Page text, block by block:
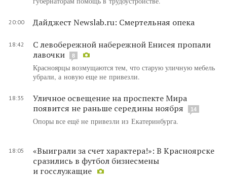
20:00 Дайджест Newslab.ru: Смертельная опека
18:42
С левобережной набережной Енисея пропали
лавочки
8
Красноярцы возмущаются тем, что старую уличную мебель
убрали, а новую еще не привезли.
18:35
Уличное освещение на проспекте Мира
появится не раньше середины ноября
14
Опоры все ещё не привезли из Екатеринбурга.
18:05
«Выиграли за счет характера!»: В Красноярске
сразились в футбол бизнесмены
и госслужащие